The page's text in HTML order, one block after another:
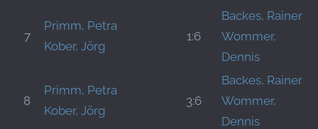
7
Primm, Petra
Kober, Jörg
1:6
Backes, Rainer
Wommer,
Dennis
8
Primm, Petra
Kober, Jörg
3:6
Backes, Rainer
Wommer,
Dennis